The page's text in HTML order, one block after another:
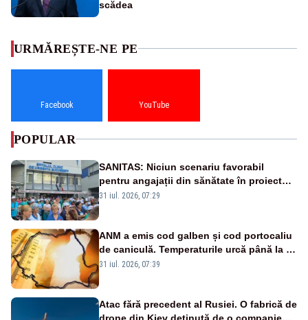
scădea
URMĂREȘTE-NE PE
Facebook YouTube
POPULAR
SANITAS: Niciun scenariu favorabil
pentru angajații din sănătate în proiectul
Legii salarizării
31 iul. 2026, 07:29
ANM a emis cod galben și cod portocaliu
de caniculă. Temperaturile urcă până la 38
de grade, iar nopțile devin tropicale
31 iul. 2026, 07:39
Atac fără precedent al Rusiei. O fabrică de
drone din Kiev deținută de o companie